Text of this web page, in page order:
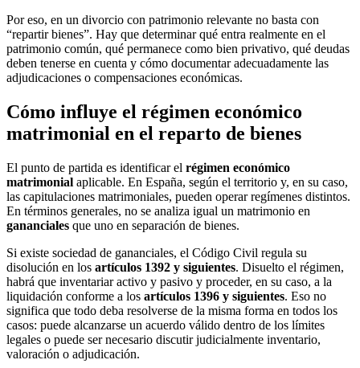
Por eso, en un divorcio con patrimonio relevante no basta con
“repartir bienes”. Hay que determinar qué entra realmente en el
patrimonio común, qué permanece como bien privativo, qué deudas
deben tenerse en cuenta y cómo documentar adecuadamente las
adjudicaciones o compensaciones económicas.
Cómo influye el régimen económico
matrimonial en el reparto de bienes
El punto de partida es identificar el régimen económico
matrimonial aplicable. En España, según el territorio y, en su caso,
las capitulaciones matrimoniales, pueden operar regímenes distintos.
En términos generales, no se analiza igual un matrimonio en
gananciales que uno en separación de bienes.
Si existe sociedad de gananciales, el Código Civil regula su
disolución en los artículos 1392 y siguientes. Disuelto el régimen,
habrá que inventariar activo y pasivo y proceder, en su caso, a la
liquidación conforme a los artículos 1396 y siguientes. Eso no
significa que todo deba resolverse de la misma forma en todos los
casos: puede alcanzarse un acuerdo válido dentro de los límites
legales o puede ser necesario discutir judicialmente inventario,
valoración o adjudicación.